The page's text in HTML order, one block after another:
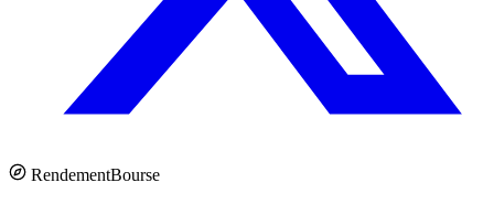
RendementBourse